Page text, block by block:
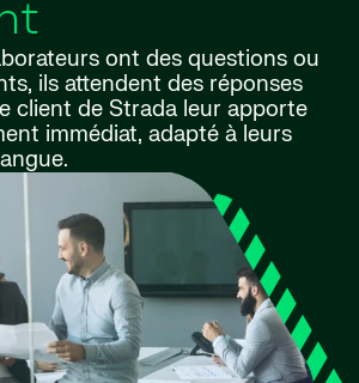
ont des questions ou
ils attendent des réponses
client de Strada leur apporte
immédiat, adapté à leurs